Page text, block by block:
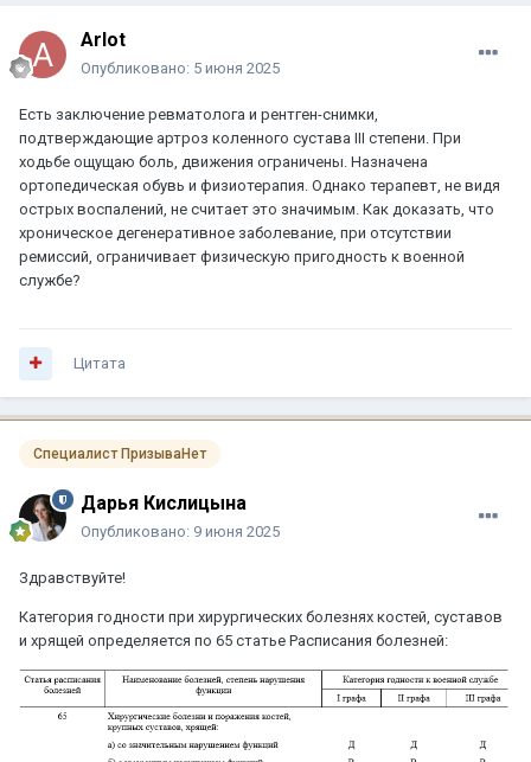
Arlot
Опубликовано: 5 июня 2025
Есть заключение ревматолога и рентген-снимки,
подтверждающие артроз коленного сустава III степени. При
ходьбе ощущаю боль, движения ограничены. Назначена
ортопедическая обувь и физиотерапия. Однако терапевт, не видя
острых воспалений, не считает это значимым. Как доказать, что
хроническое дегенеративное заболевание, при отсутствии
ремиссий, ограничивает физическую пригодность к военной
службе?
Цитата
Специалист ПризываНет
Дарья Кислицына
Опубликовано: 9 июня 2025
Здравствуйте!
Категория годности при хирургических болезнях костей, суставов
и хрящей определяется по 65 статье Расписания болезней: